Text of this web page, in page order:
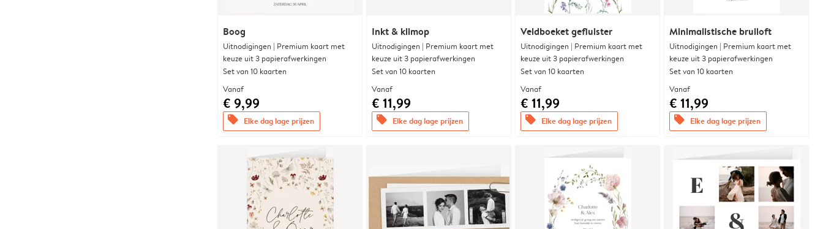
Boog
Uitnodigingen | Premium kaart met
keuze uit 3 papierafwerkingen
Set van 10 kaarten
Vanaf
€ 9,99
offers Elke dag lage prijzen
Inkt & klimop
Uitnodigingen | Premium kaart met
keuze uit 3 papierafwerkingen
Set van 10 kaarten
Vanaf
€ 11,99
offers Elke dag lage prijzen
Veldboeket gefluister
Uitnodigingen | Premium kaart met
keuze uit 3 papierafwerkingen
Set van 10 kaarten
Vanaf
€ 11,99
offers Elke dag lage prijzen
Minimalistische bruiloft
Uitnodigingen | Premium kaart met
keuze uit 3 papierafwerkingen
Set van 10 kaarten
Vanaf
€ 11,99
offers Elke dag lage prijzen